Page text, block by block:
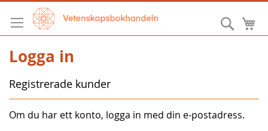
Hoppa
till
innehållet
Sök
Logga in
Registrerade kunder
Om du har ett konto, logga in med din e-postadress.